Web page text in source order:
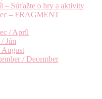
– Súťažte o hry a aktivity
– FRAGMENT
/ Apríl
Jún
August
/ December